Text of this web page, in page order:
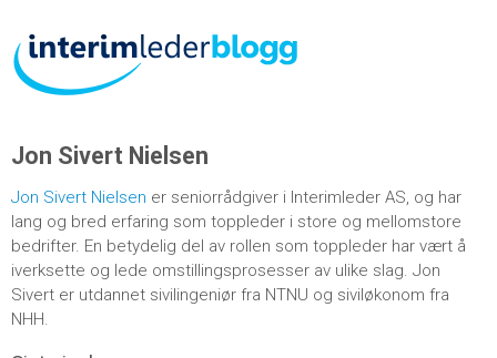
Jon Sivert Nielsen
Jon Sivert Nielsen er seniorrådgiver i Interimleder AS, og har
lang og bred erfaring som toppleder i store og mellomstore
bedrifter. En betydelig del av rollen som toppleder har vært å
iverksette og lede omstillingsprosesser av ulike slag. Jon
Sivert er utdannet sivilingeniør fra NTNU og siviløkonom fra
NHH.